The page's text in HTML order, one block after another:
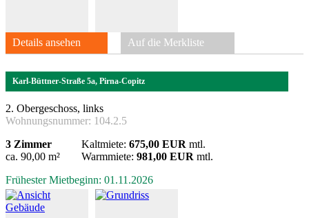
Details ansehen Auf die Merkliste
Karl-Büttner-Straße 5a, Pirna-Copitz
2. Obergeschoss, links
Wohnungsnummer: 104.2.5
3 Zimmer
ca. 90,00 m²
Kaltmiete: 675,00 EUR mtl.
Warmmiete: 981,00 EUR mtl.
Frühester Mietbeginn: 01.11.2026